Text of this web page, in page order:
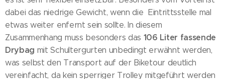
dabei das niedrige Gewicht, wenn die Eintrittsstelle mal
etwas weiter enfernt sein sollte. In diesem
Zusammenhang muss besonders das 106 Liter fassende
Drybag mit Schultergurten unbedingt erwähnt werden,
was selbst den Transport auf der Biketour deutlich
vereinfacht, da kein sperriger Trolley mitgeführt werden